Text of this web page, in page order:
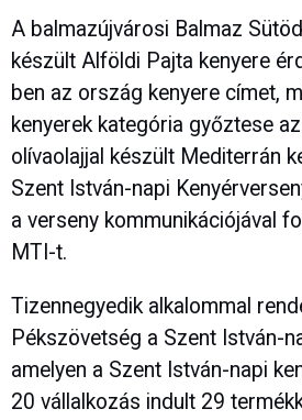
A balmazújvárosi Balmaz
készült Alföldi Pajta kenyere
ben az ország kenyere címet,
kenyerek kategória győztese
olívaolajjal készült Mediterrán
Szent István-napi
a verseny kommunikációjával
MTI-t.
Tizennegyedik alkalommal
Pékszövetség a Szent István-
amelyen a Szent István-napi
20 vállalkozás indult 29